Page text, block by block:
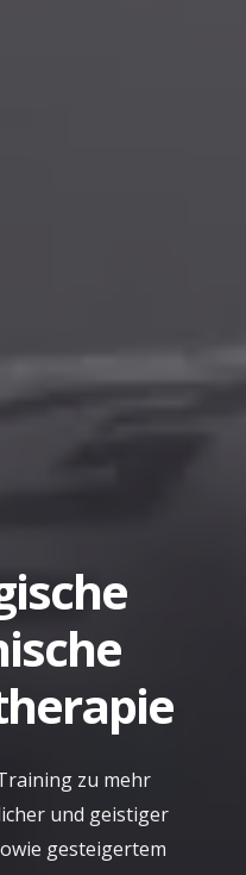
zu mehr
und geistiger
gesteigertem